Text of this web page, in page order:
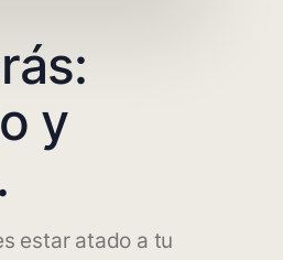
y
estar atado a tu